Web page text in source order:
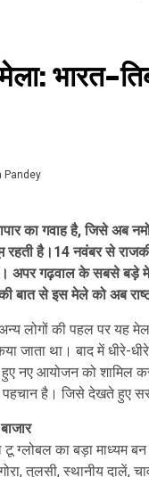
Pandey
का गवाह है, जिसे अब
है।14 नवंबर से
गढ़वाल के सबसे बड़े
बात से इस मेले को अब
अन्य लोगों की पहल पर
जाता था। बाद में
हुए नए आयोजन को शामिल
है। जिसे देखते हुए
ग्लोबल का बड़ा माध्यम
तुलसी, स्थानीय दालें,